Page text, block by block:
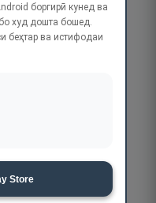
боргирӣ кунед ва
худ дошта бошед.
беҳтар ва истифодаи
Store